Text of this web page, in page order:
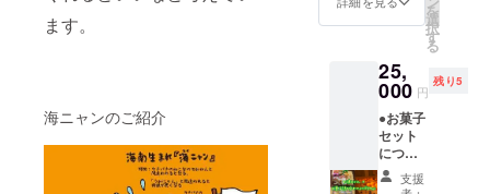
ます。
海ニャンのご紹介
長い年
月をか
切に熟
成され
た生
酒。 透
明感の
ある澄
んだ口
当たり
を
選
択
す
る
25,
000 円
残り5
●お菓子
セット
につい
て 各
5000円
支援